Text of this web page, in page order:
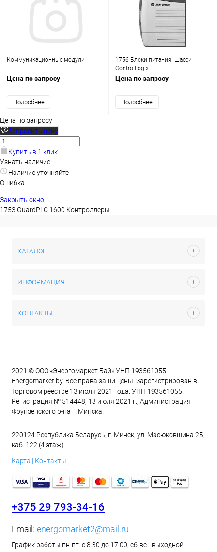
Коммуникационные модули
Цена по запросу
Подробнее
1756 Блоки питания. Шасси
ControlLogix
Цена по запросу
Подробнее
Цена по запросу
Запросить цену
Купить в 1 клик
Узнать наличие
Наличие уточняйте
Ошибка
Закрыть окно
1753 GuardPLC 1600 Контроллеры
КАТАЛОГ
ИНФОРМАЦИЯ
КОНТАКТЫ
2021 © ООО «Энергомаркет Бай» УНП 193561055.
Energomarket.by. Все права защищены. Зарегистрирован в
Торговом реестре 13 июля 2021 года. УНП 193561055.
Регистрация № 514448, 13 июля 2021 г., Администрация
Фрунзенского р-на г. Минска.
220124 Республика Беларусь, г. Минск, ул. Масюковщина 2Б,
каб. 122 (4 этаж)
Карта | Контакты
+375 29 793-34-16
Email: energomarket2@mail.ru
График работы пн-пт: с 8:30 до 17:00, сб-вс - выходной